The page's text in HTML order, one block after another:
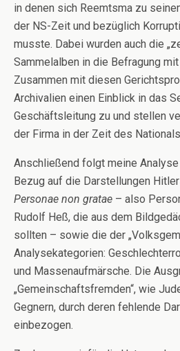
in denen sich Reemtsma zu
der NS-Zeit und bezüglich
musste. Dabei wurden auch die
Sammelalben in die Befragung
Zusammen mit diesen
Archivalien einen Einblick in das
Geschäftsleitung zu und stellen
der Firma in der Zeit des
Anschließend folgt meine
Bezug auf die Darstellungen
Personae non gratae – also
Rudolf Heß, die aus dem
sollten – sowie die der
Analysekategorien:
und Massenaufmärsche. Die
„Gemeinschaftsfremden“, wie
Gegnern, durch deren fehlende
einbezogen.